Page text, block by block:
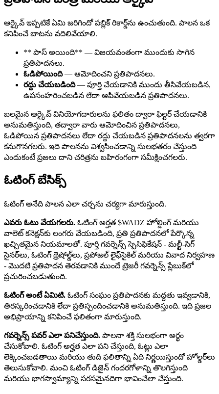
ఆర్కైవ్ ఇప్పటికే ఏమి జరిగిందో పబ్లిక్ రికార్డ్‌ను ఉంచుతుంది. పాలన ఒక
కనిపించే బాటను వదిలివేయాలి.
** పాస్ అయింది** — విజయవంతంగా ముందుకు సాగిన
ప్రతిపాదనలు.
ఓడిపోయింది— ఆమోదించని ప్రతిపాదనలు.
రద్దు చేయబడింది— పూర్తి చేయడానికి ముందు తీసివేయబడిన,
ఉపసంహరించబడిన లేదా ఆపివేయబడిన ప్రతిపాదనలు.
బలమైన ఆర్కైవ్ వినియోగదారులను ఫలితం ద్వారా ఫిల్టర్ చేయడానికి
అనుమతిస్తుంది, తద్వారా వారు ఆమోదించిన ప్రతిపాదనలు,
ఓడిపోయిన ప్రతిపాదనలు లేదా రద్దు చేయబడిన ప్రతిపాదనలను త్వరగా
కనుగొనగలరు. ఇది పాలనను విశ్వసించడాన్ని సులభతరం చేస్తుంది
ఎందుకంటే ప్రజలు దాని చరిత్రను బహిరంగంగా సమీక్షించగలరు.
ఓటింగ్ బేసిక్స్
ఓటింగ్ అనేది పాలన ఎలా చర్చను చర్యగా మారుస్తుంది.
ఎవరు ఓటు వేయగలరు. ఓటింగ్ అర్హత $WADZ హోల్డింగ్ మరియు
వాలెట్ కనెక్షన్‌కు లంగరు వేయబడింది, ప్రతి ప్రతిపాదనలో పేర్కొన్న
ఖచ్చితమైన నియమాలతో. పూర్తి గవర్నెన్స్ స్పెసిఫికేషన్ - మల్టీ-సిగ్
సైనర్‌లు, ఓటింగ్ థ్రెషోల్డ్‌లు, ప్రపోజల్ లైఫ్‌సైకిల్ మరియు వివాద నిర్వహణ
- మొదటి ప్రతిపాదన తెరవడానికి ముందే ట్రెజరీ గవర్నెన్స్ ప్లేబుక్‌లో
ప్రచురించబడుతుంది.
ఓటింగ్ అంటే ఏమిటి. ఓటింగ్ సంఘం ప్రతిపాదనకు మద్దతు ఇవ్వడానికి,
తిరస్కరించడానికి లేదా ప్రతిస్పందించడానికి అనుమతిస్తుంది. ఇది ప్రజల
అభిప్రాయాన్ని కనిపించే ఫలితంగా మారుస్తుంది.
గవర్నెన్స్ పవర్ ఎలా పనిచేస్తుంది. పాలనా శక్తి సులభంగా అర్థం
చేసుకోవాలి. ఓటింగ్ అర్హత ఎలా పని చేస్తుంది, ఓట్లు ఎలా
లెక్కించబడతాయి మరియు తుది ఫలితాన్ని ఏది నిర్ణయిస్తుందో హోల్డర్‌లు
తెలుసుకోవాలి. మంచి ఓటింగ్ డిజైన్ గందరగోళాన్ని తొలగిస్తుంది
మరియు భాగస్వామ్యాన్ని సరసమైనదిగా భావించేలా చేస్తుంది.